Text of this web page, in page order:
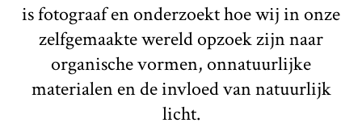
is fotograaf en onderzoekt hoe wij in onze
zelfgemaakte wereld opzoek zijn naar
organische vormen, onnatuurlijke
materialen en de invloed van natuurlijk
licht.